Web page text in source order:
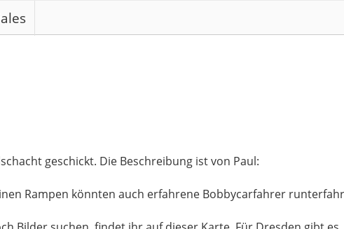
geschickt. Die Beschreibung ist von Paul:
Rampen könnten auch erfahrene Bobbycarfahrer